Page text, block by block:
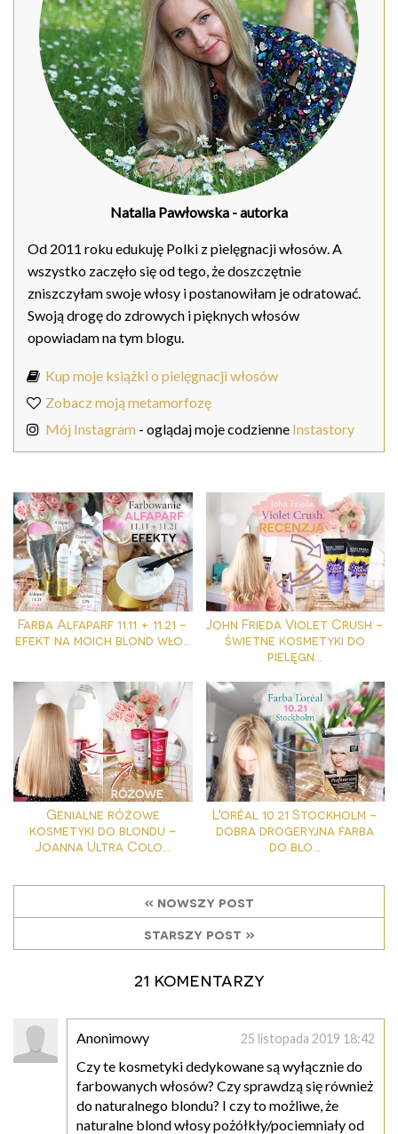
Natalia Pawłowska - autorka
Od 2011 roku edukuję Polki z pielęgnacji włosów. A
wszystko zaczęło się od tego, że doszczętnie
zniszczyłam swoje włosy i postanowiłam je odratować.
Swoją drogę do zdrowych i pięknych włosów
opowiadam na tym blogu.
Kup moje książki o pielęgnacji włosów
Zobacz moją metamorfozę
Mój Instagram - oglądaj moje codzienne Instastory
Farba Alfaparf 11.11 + 11.21 -
efekt na moich blond wło...
John Frieda Violet Crush -
świetne kosmetyki do
pielęgn...
Genialne różowe
kosmetyki do blondu -
Joanna Ultra Colo...
L'oréal 10.21 Stockholm -
dobra drogeryjna farba
do blo...
« nowszy post
starszy post »
21 komentarzy
Anonimowy 25 listopada 2019 18:42
Czy te kosmetyki dedykowane są wyłącznie do
farbowanych włosów? Czy sprawdzą się również
do naturalnego blondu? I czy to możliwe, że
naturalne blond włosy pożółkły/pociemniały od